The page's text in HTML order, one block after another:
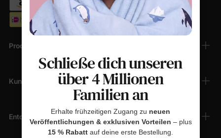
Produkte
Kundendienst
Entdecken
Schließe dich unseren
über 4 Millionen
Familien an
Erhalte frühzeitigen Zugang zu neuen
Veröffentlichungen & exklusiven Vorteilen – plus
15 % Rabatt auf deine erste Bestellung.